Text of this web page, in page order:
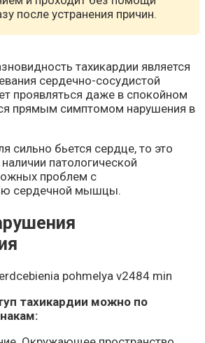
после устранения причин.
тахикардии является
сердечно-сосудистой
проявляться даже в спокойном
прямым симптомом нарушения в
сильно бьется сердце, то это
патологической
проблем с
сердечной мышцы.
тахикардии можно по